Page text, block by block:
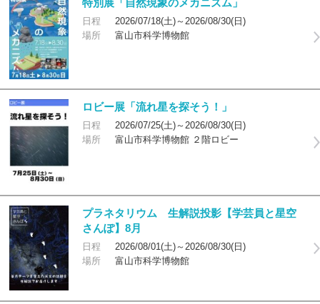
特別展「自然現象のメカニズム」
日程
2026/07/18(土)～2026/08/30(日)
場所
富山市科学博物館
ロビー展「流れ星を探そう！」
日程
2026/07/25(土)～2026/08/30(日)
場所
富山市科学博物館 ２階ロビー
プラネタリウム 生解説投影【学芸員と星空
さんぽ】8月
日程
2026/08/01(土)～2026/08/30(日)
場所
富山市科学博物館